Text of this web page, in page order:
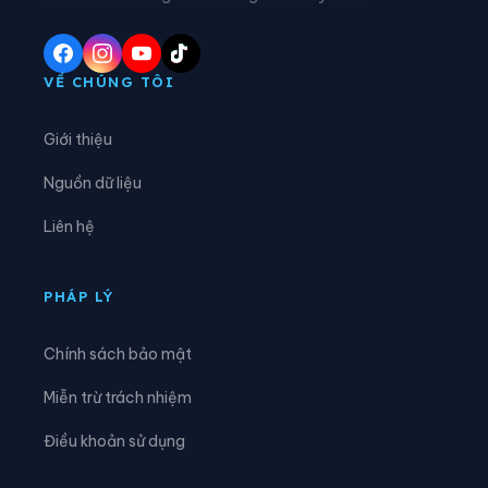
Phường Cầu Kiệu
Phường Chánh Hiệp
Phường Gia Định
VỀ CHÚNG TÔI
Giới thiệu
Nguồn dữ liệu
Liên hệ
PHÁP LÝ
Chính sách bảo mật
Miễn trừ trách nhiệm
Điều khoản sử dụng